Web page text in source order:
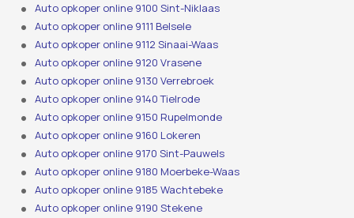
Auto opkoper online 9100 Sint-Niklaas
Auto opkoper online 9111 Belsele
Auto opkoper online 9112 Sinaai-Waas
Auto opkoper online 9120 Vrasene
Auto opkoper online 9130 Verrebroek
Auto opkoper online 9140 Tielrode
Auto opkoper online 9150 Rupelmonde
Auto opkoper online 9160 Lokeren
Auto opkoper online 9170 Sint-Pauwels
Auto opkoper online 9180 Moerbeke-Waas
Auto opkoper online 9185 Wachtebeke
Auto opkoper online 9190 Stekene